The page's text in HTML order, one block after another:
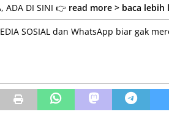
ADA DI SINI 👉 read more > baca
SOSIAL dan WhatsApp biar gak